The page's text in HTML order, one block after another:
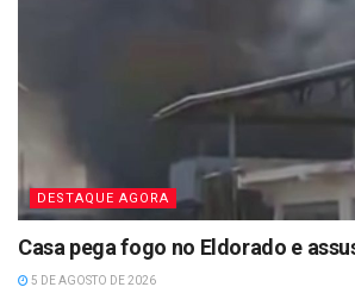
DESTAQUE AGORA
Casa pega fogo no Eldorado e
5 DE AGOSTO DE 2026